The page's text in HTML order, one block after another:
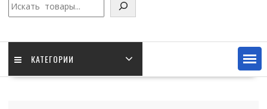
КАТЕГОРИИ